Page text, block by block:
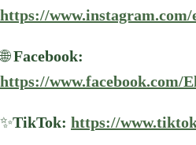
https://www.instagram.com/
🌐Facebook:
https://www.facebook.com/
✨TikTok: https://www.ti